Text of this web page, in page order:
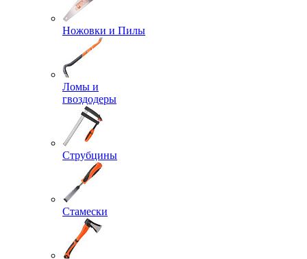
Ножовки и Пилы
Ломы и
гвоздодеры
Струбцины
Стамески